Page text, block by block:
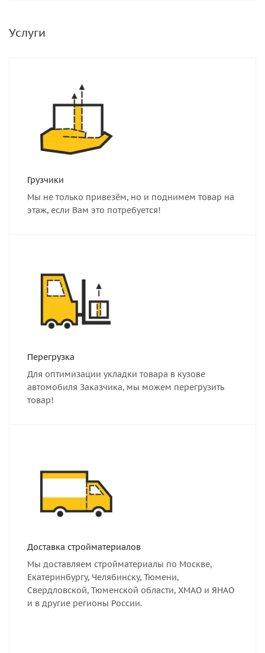
Услуги
Грузчики
Мы не только привезём, но и поднимем товар на
этаж, если Вам это потребуется!
Перегрузка
Для оптимизации укладки товара в кузове
автомобиля Заказчика, мы можем перегрузить
товар!
Доставка стройматериалов
Мы доставляем стройматериалы по Москве,
Екатеринбургу, Челябинску, Тюмени,
Свердловской, Тюменской области, ХМАО и ЯНАО
и в другие регионы России.